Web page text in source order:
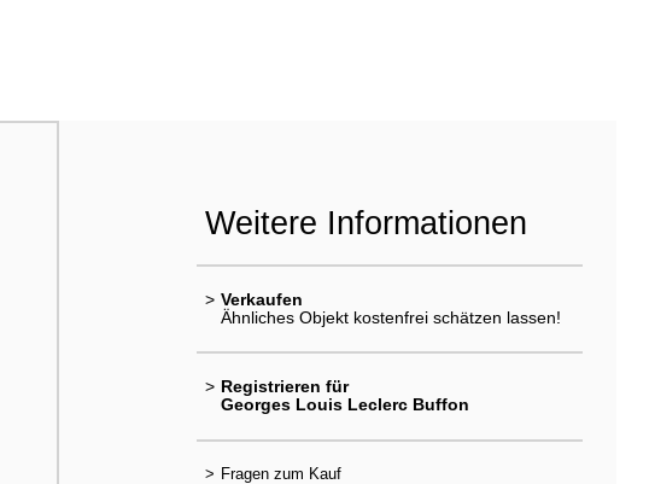
Weitere Informationen
> Verkaufen
Ähnliches Objekt kostenfrei schätzen lassen!
> Registrieren für
Georges Louis Leclerc Buffon
> Fragen zum Kauf